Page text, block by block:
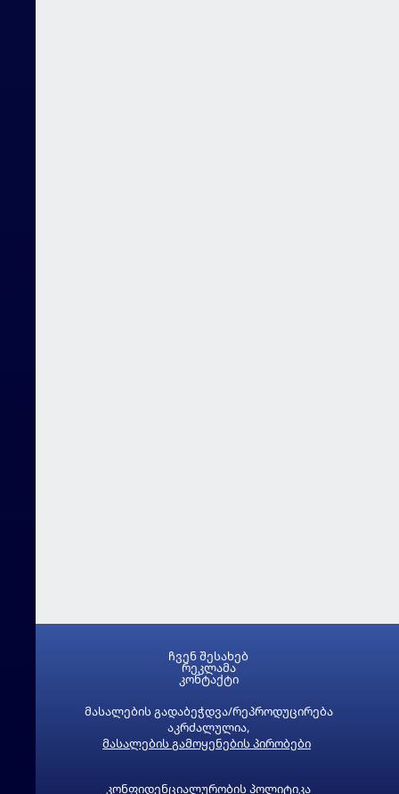
მასალების გადაბეჭდვა/რეპროდუცირება
აკრძალულია,
მასალების გამოყენების პირობები
კონფიდენციალურობის პოლიტიკა
ჩვენ შესახებ
რეკლამა
კონტაქტი